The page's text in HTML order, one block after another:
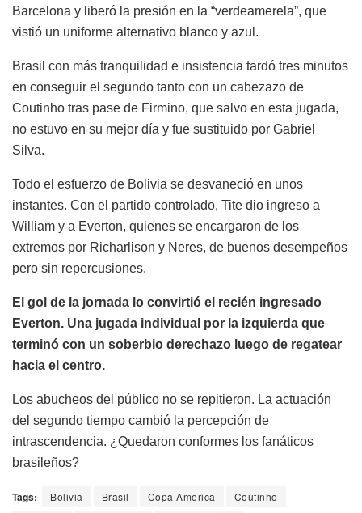
Barcelona y liberó la presión en la “verdeamerela”, que
vistió un uniforme alternativo blanco y azul.
Brasil con más tranquilidad e insistencia tardó tres minutos
en conseguir el segundo tanto con un cabezazo de
Coutinho tras pase de Firmino, que salvo en esta jugada,
no estuvo en su mejor día y fue sustituido por Gabriel
Silva.
Todo el esfuerzo de Bolivia se desvaneció en unos
instantes. Con el partido controlado, Tite dio ingreso a
William y a Everton, quienes se encargaron de los
extremos por Richarlison y Neres, de buenos desempeños
pero sin repercusiones.
El gol de la jornada lo convirtió el recién ingresado
Everton. Una jugada individual por la izquierda que
terminó con un soberbio derechazo luego de regatear
hacia el centro.
Los abucheos del público no se repitieron. La actuación
del segundo tiempo cambió la percepción de
intrascendencia. ¿Quedaron conformes los fanáticos
brasileños?
Tags: Bolivia Brasil Copa America
Coutinho